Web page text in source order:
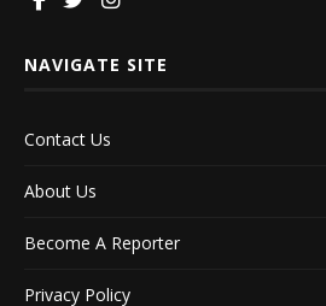
NAVIGATE SITE
Contact Us
About Us
Become A Reporter
Privacy Policy